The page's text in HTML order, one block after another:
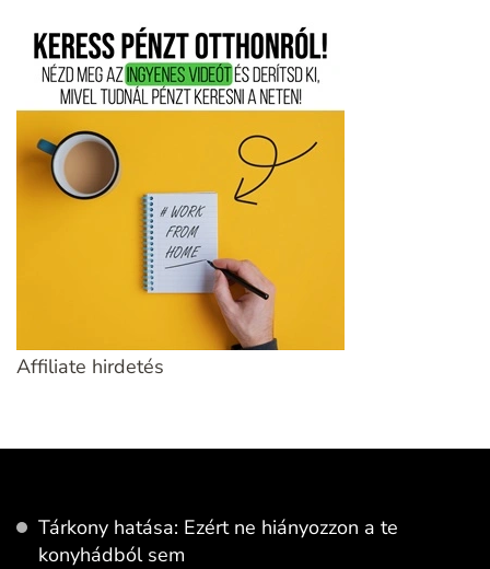
Affiliate hirdetés
Tárkony hatása: Ezért ne hiányozzon a te
konyhádból sem